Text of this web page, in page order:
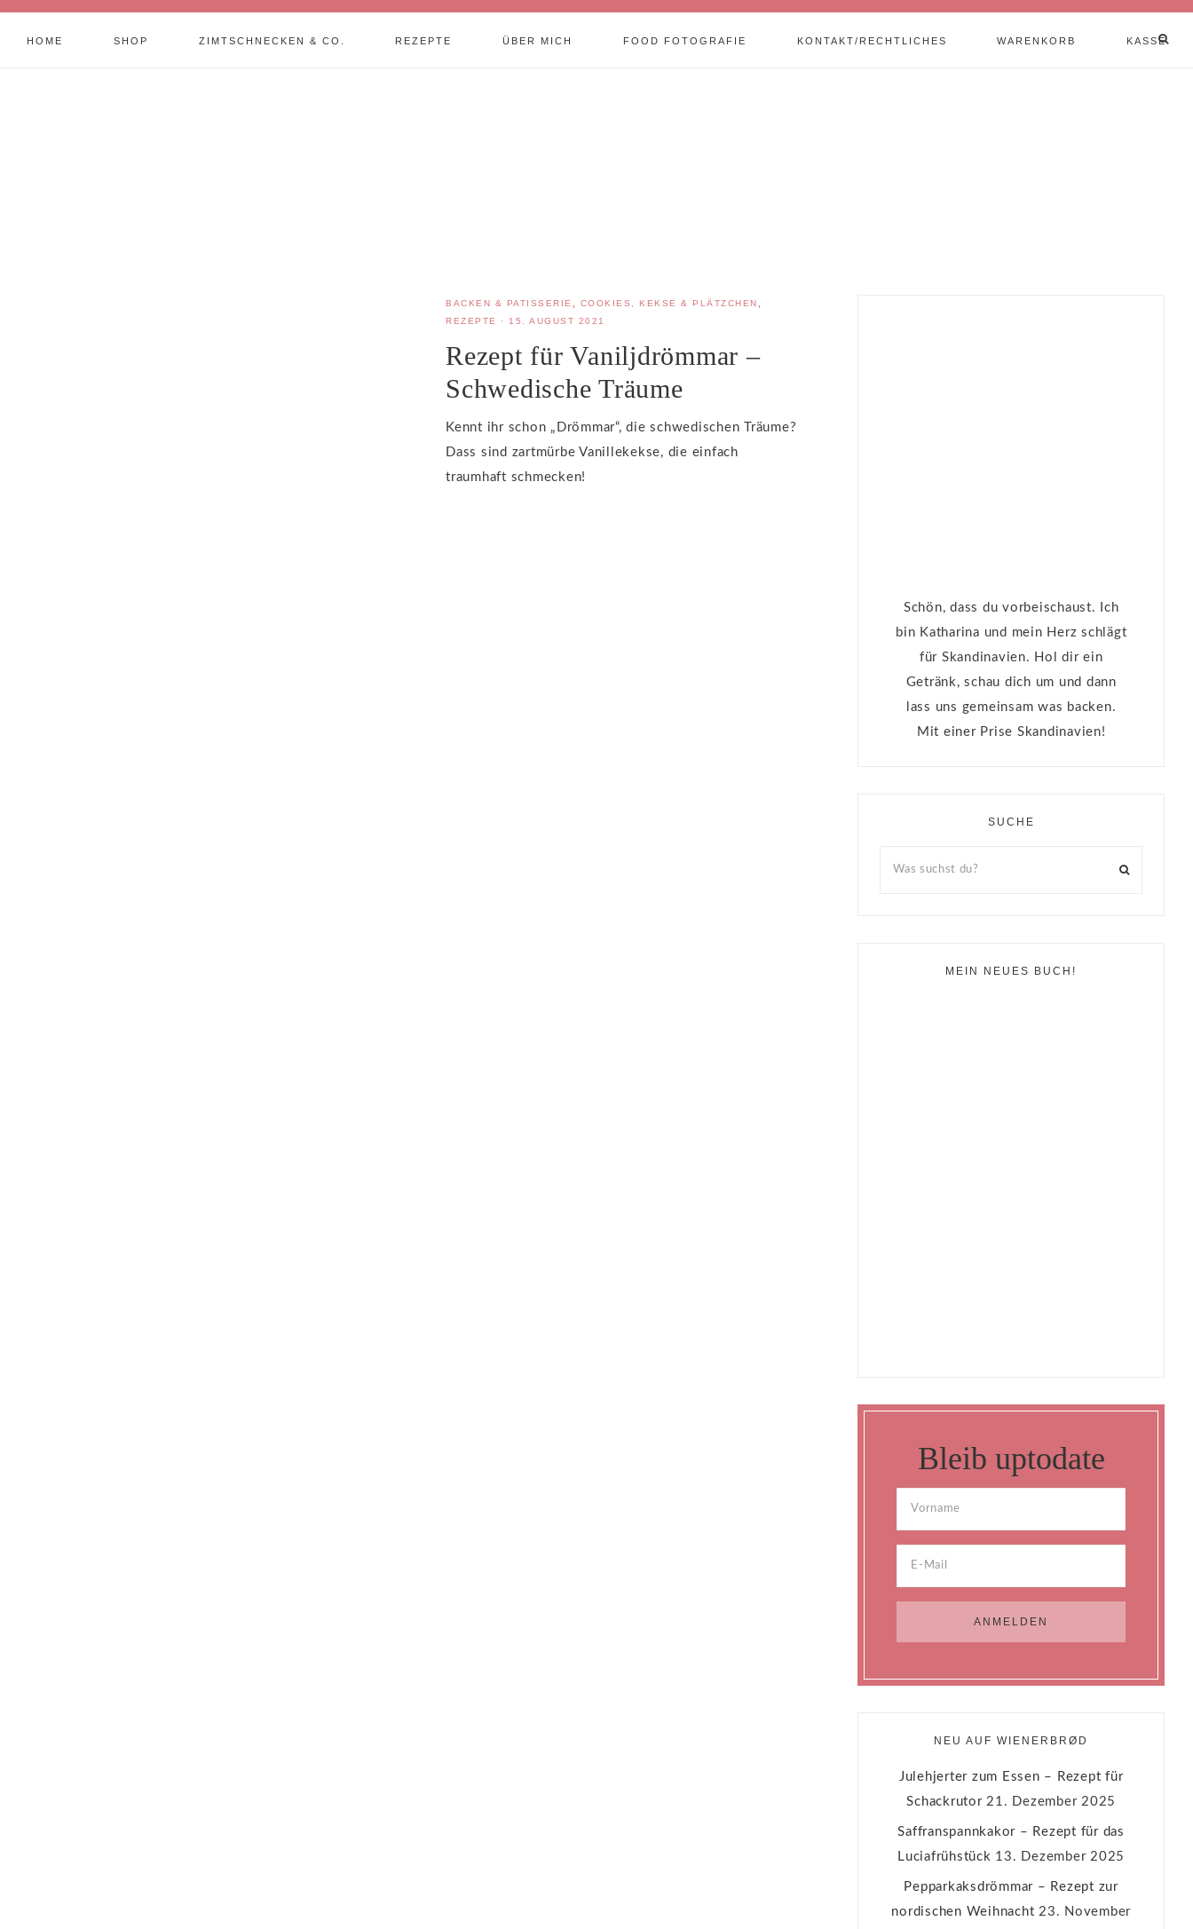
HOME SHOP ZIMTSCHNECKEN & CO. REZEPTE ÜBER MICH FOOD FOTOGRAFIE KONTAKT/RECHTLICHES WARENKORB KASSE
BACKEN & PATISSERIE COOKIES, KEKSE & PLÄTZCHEN
REZEPTE
· 15. AUGUST 2021
Rezept für Vaniljdrömmar –
Schwedische Träume
Kennt ihr schon „Drömmar“, die schwedischen Träume?
Dass sind zartmürbe Vanillekekse, die einfach
traumhaft schmecken!
Schön, dass du vorbeischaust. Ich
bin Katharina und mein Herz schlägt
für Skandinavien. Hol dir ein
Getränk, schau dich um und dann
lass uns gemeinsam was backen.
Mit einer Prise Skandinavien!
SUCHE
MEIN NEUES BUCH!
Bleib uptodate
NEU AUF WIENERBRØD
Julehjerter zum Essen – Rezept für
Schackrutor 21. Dezember 2025
Saffranspannkakor – Rezept für das
Luciafrühstück 13. Dezember 2025
Pepparkaksdrömmar – Rezept zur
nordischen Weihnacht 23. November